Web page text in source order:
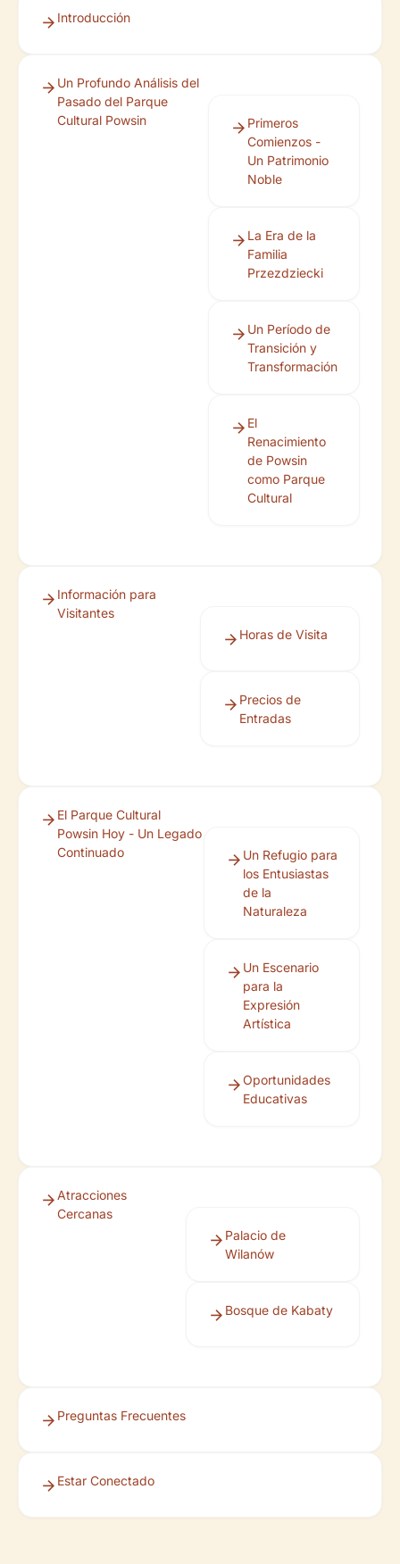
Introducción
Un Profundo Análisis del
Pasado del Parque
Cultural Powsin
Primeros
Comienzos -
Un Patrimonio
Noble
La Era de la
Familia
Przezdziecki
Un Período de
Transición y
Transformación
El
Renacimiento
de Powsin
como Parque
Cultural
Información para
Visitantes
Horas de Visita
Precios de
Entradas
El Parque Cultural
Powsin Hoy - Un Legado
Continuado
Un Refugio para
los Entusiastas
de la
Naturaleza
Un Escenario
para la
Expresión
Artística
Oportunidades
Educativas
Atracciones
Cercanas
Palacio de
Wilanów
Bosque de Kabaty
Preguntas Frecuentes
Estar Conectado